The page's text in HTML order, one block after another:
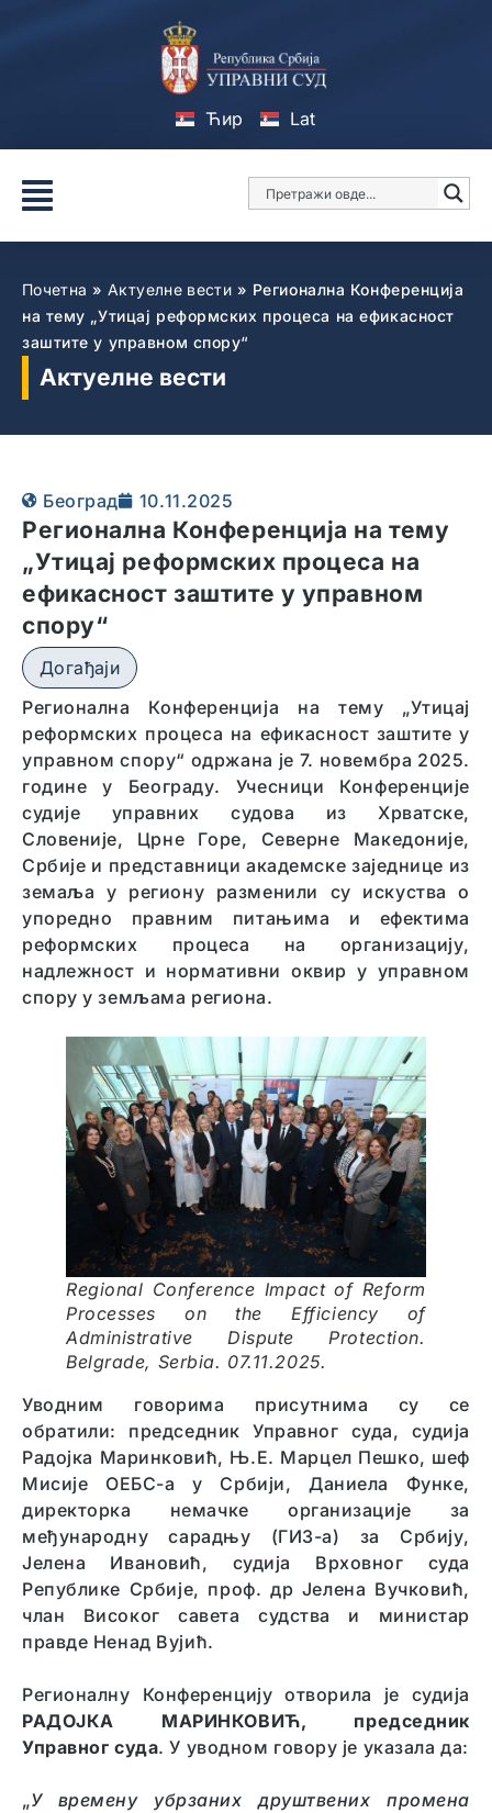
Ћир Lat
Почетна » Актуелне вести » Регионална Конференција
на тему „Утицај реформских процеса на ефикасност
заштите у управном спору“
Актуелне вести
Београд 10.11.2025
Регионална Конференција на тему
„Утицај реформских процеса на
ефикасност заштите у управном
спору“
Догађаји
Регионална Конференција на тему „Утицај
реформских процеса на ефикасност заштите у
управном спору“ одржана је 7. новембра 2025.
године у Београду. Учесници Конференције
судије управних судова из Хрватске,
Словеније, Црне Горе, Северне Македоније,
Србије и представници академске заједнице из
земаља у региону разменили су искуства о
упоредно правним питањима и ефектима
реформских процеса на организацију,
надлежност и нормативни оквир у управном
спору у земљама региона.
Regional Conference Impact of Reform
Processes on the Efficiency of
Administrative Dispute Protection.
Belgrade, Serbia. 07.11.2025.
Уводним говорима присутнима су се
обратили: председник Управног суда, судија
Радојка Маринковић, Њ.Е. Марцел Пешко, шеф
Мисије ОЕБС-а у Србији, Даниела Функе,
директорка немачке организације за
међународну сарадњу (ГИЗ-а) за Србију,
Јелена Ивановић, судија Врховног суда
Републике Србије, проф. др Јелена Вучковић,
члан Високог савета судства и министар
правде Ненад Вујић.
Регионалну Конференцију отворила је судија
РАДОЈКА МАРИНКОВИЋ, председник
Управног суда. У уводном говору је указала да:
„У времену убрзаних друштвених промена